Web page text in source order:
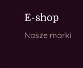
E-shop
Nasze marki